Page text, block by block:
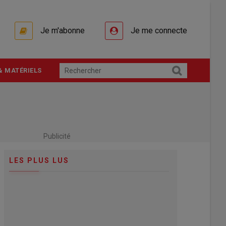
Je m'abonne Je me connecte
MATÉRIELS
Publicité
LES PLUS LUS